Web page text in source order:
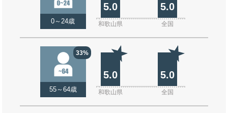
0～24歳
5.0 5.0
和歌山県 全国
33%
55～64歳
5.0 5.0
和歌山県 全国